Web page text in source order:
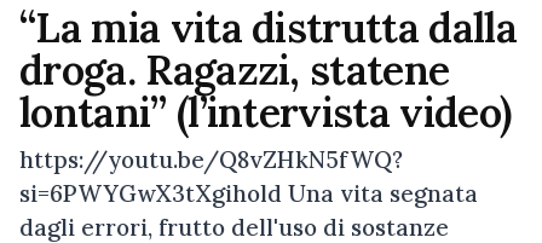
“La mia vita distrutta dalla
droga. Ragazzi, statene
lontani” (l’intervista video)
https://youtu.be/Q8vZHkN5fWQ?
si=6PWYGwX3tXgihold Una vita segnata
dagli errori, frutto dell'uso di sostanze